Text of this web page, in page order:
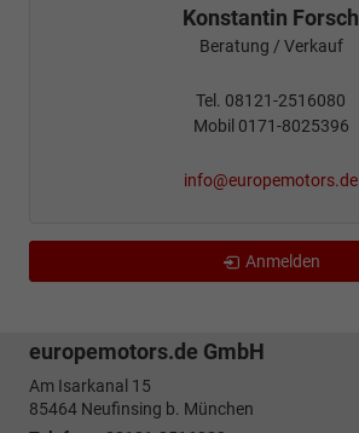
Konstantin Forsch
Beratung / Verkauf
Tel. 08121-2516080
Mobil 0171-8025396
info@europemotors.de
Anmelden
europemotors.de GmbH
Am Isarkanal 15
85464 Neufinsing b. München